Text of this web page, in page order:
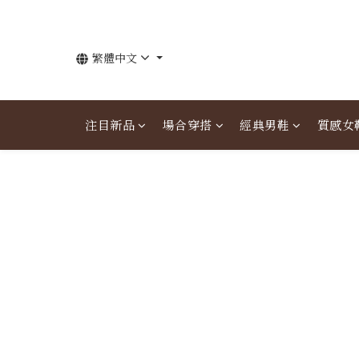
注目新品 場合穿搭 經典男鞋 質感女
繁體中文